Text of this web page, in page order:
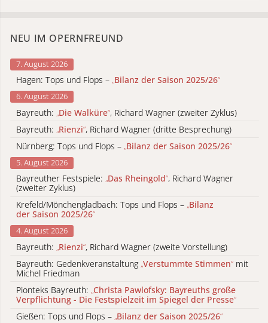
NEU IM OPERNFREUND
7. August 2026
Hagen: Tops und Flops – „Bilanz der Saison 2025/26“
6. August 2026
Bayreuth: „Die Walküre“, Richard Wagner (zweiter Zyklus)
Bayreuth: „Rienzi“, Richard Wagner (dritte Besprechung)
Nürnberg: Tops und Flops – „Bilanz der Saison 2025/26“
5. August 2026
Bayreuther Festspiele: „Das Rheingold“, Richard Wagner
(zweiter Zyklus)
Krefeld/Mönchengladbach: Tops und Flops – „Bilanz
der Saison 2025/26“
4. August 2026
Bayreuth: „Rienzi“, Richard Wagner (zweite Vorstellung)
Bayreuth: Gedenkveranstaltung „Verstummte Stimmen“ mit
Michel Friedman
Pionteks Bayreuth: „Christa Pawlofsky: Bayreuths große
Verpflichtung - Die Festspielzeit im Spiegel der Presse“
Gießen: Tops und Flops – „Bilanz der Saison 2025/26“